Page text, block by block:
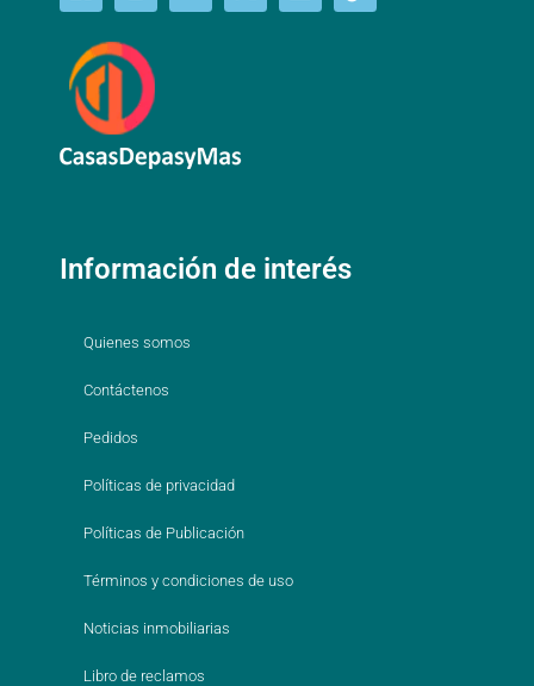
Información de interés
Quienes somos
Contáctenos
Pedidos
Políticas de privacidad
Políticas de Publicación
Términos y condiciones de uso
Noticias inmobiliarias
Libro de reclamos